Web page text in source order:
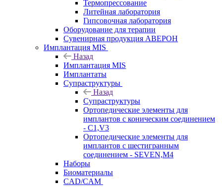
Термопрессование
Литейная лаборатория
Гипсовочная лаборатория
Оборудование для терапии
Сувенирная продукция АВЕРОН
Имплантация MIS
Назад
Имплантация MIS
Имплантаты
Супраструктуры
Назад
Супраструктуры
Ортопедические элементы для
имплантов с коническим соединением
- C1,V3
Ортопедические элементы для
имплантов с шестигранным
соединением - SEVEN,M4
Наборы
Биоматериалы
CAD/CAM